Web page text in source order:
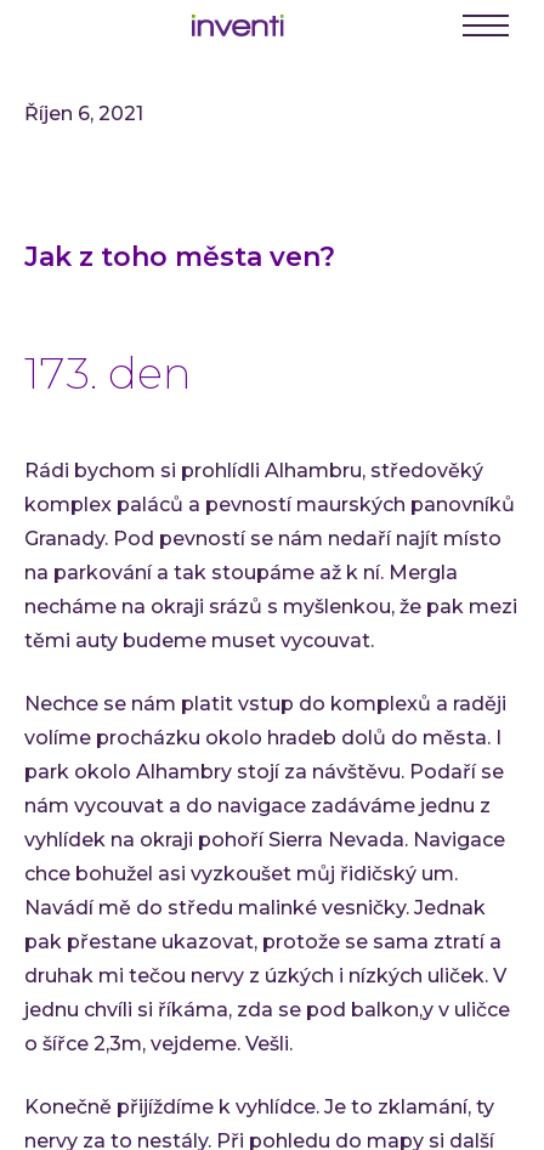
Menu
AI
týmu
Říjen 6, 2021
Jak z toho města ven?
173. den
Rádi bychom si prohlídli Alhambru, středověký
komplex paláců a pevností maurských panovníků
Granady. Pod pevností se nám nedaří najít místo
na parkování a tak stoupáme až k ní. Mergla
necháme na okraji srázů s myšlenkou, že pak mezi
těmi auty budeme muset vycouvat.
Nechce se nám platit vstup do komplexů a raději
volíme procházku okolo hradeb dolů do města. I
park okolo Alhambry stojí za návštěvu. Podaří se
nám vycouvat a do navigace zadáváme jednu z
vyhlídek na okraji pohoří Sierra Nevada. Navigace
chce bohužel asi vyzkoušet můj řidičský um.
Navádí mě do středu malinké vesničky. Jednak
pak přestane ukazovat, protože se sama ztratí a
druhak mi tečou nervy z úzkých i nízkých uliček. V
jednu chvíli si říkáma, zda se pod balkon,y v uličce
o šířce 2,3m, vejdeme. Vešli.
Konečně přijíždíme k vyhlídce. Je to zklamání, ty
nervy za to nestály. Při pohledu do mapy si další